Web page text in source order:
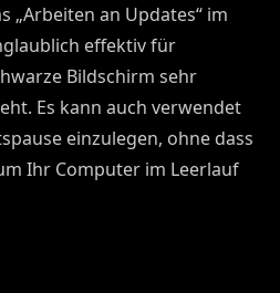
„Arbeiten an Updates“ im
effektiv für
Bildschirm sehr
Es kann auch verwendet
einzulegen, ohne dass
Ihr Computer im Leerlauf